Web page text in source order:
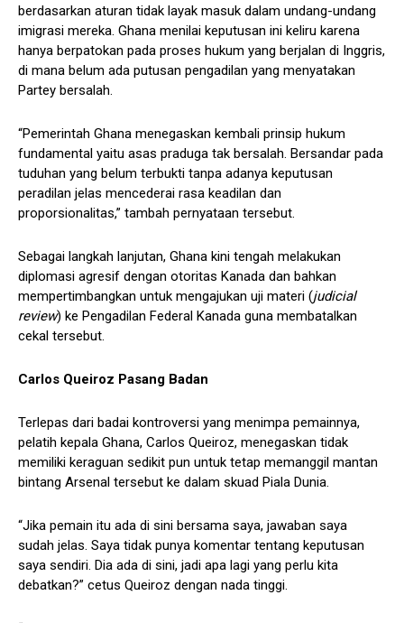
berdasarkan aturan tidak layak masuk dalam undang-undang
imigrasi mereka. Ghana menilai keputusan ini keliru karena
hanya berpatokan pada proses hukum yang berjalan di Inggris,
di mana belum ada putusan pengadilan yang menyatakan
Partey bersalah.
“Pemerintah Ghana menegaskan kembali prinsip hukum
fundamental yaitu asas praduga tak bersalah. Bersandar pada
tuduhan yang belum terbukti tanpa adanya keputusan
peradilan jelas mencederai rasa keadilan dan
proporsionalitas,” tambah pernyataan tersebut.
Sebagai langkah lanjutan, Ghana kini tengah melakukan
diplomasi agresif dengan otoritas Kanada dan bahkan
mempertimbangkan untuk mengajukan uji materi (judicial
review) ke Pengadilan Federal Kanada guna membatalkan
cekal tersebut.
Carlos Queiroz Pasang Badan
Terlepas dari badai kontroversi yang menimpa pemainnya,
pelatih kepala Ghana, Carlos Queiroz, menegaskan tidak
memiliki keraguan sedikit pun untuk tetap memanggil mantan
bintang Arsenal tersebut ke dalam skuad Piala Dunia.
“Jika pemain itu ada di sini bersama saya, jawaban saya
sudah jelas. Saya tidak punya komentar tentang keputusan
saya sendiri. Dia ada di sini, jadi apa lagi yang perlu kita
debatkan?” cetus Queiroz dengan nada tinggi.